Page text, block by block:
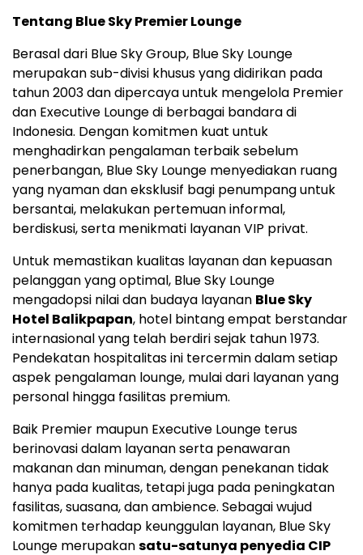
Tentang Blue Sky Premier Lounge
Berasal dari Blue Sky Group, Blue Sky Lounge
merupakan sub-divisi khusus yang didirikan pada
tahun 2003 dan dipercaya untuk mengelola Premier
dan Executive Lounge di berbagai bandara di
Indonesia. Dengan komitmen kuat untuk
menghadirkan pengalaman terbaik sebelum
penerbangan, Blue Sky Lounge menyediakan ruang
yang nyaman dan eksklusif bagi penumpang untuk
bersantai, melakukan pertemuan informal,
berdiskusi, serta menikmati layanan VIP privat.
Untuk memastikan kualitas layanan dan kepuasan
pelanggan yang optimal, Blue Sky Lounge
mengadopsi nilai dan budaya layanan Blue Sky
Hotel Balikpapan, hotel bintang empat berstandar
internasional yang telah berdiri sejak tahun 1973.
Pendekatan hospitalitas ini tercermin dalam setiap
aspek pengalaman lounge, mulai dari layanan yang
personal hingga fasilitas premium.
Baik Premier maupun Executive Lounge terus
berinovasi dalam layanan serta penawaran
makanan dan minuman, dengan penekanan tidak
hanya pada kualitas, tetapi juga pada peningkatan
fasilitas, suasana, dan ambience. Sebagai wujud
komitmen terhadap keunggulan layanan, Blue Sky
Lounge merupakansatu-satunya penyedia CIP